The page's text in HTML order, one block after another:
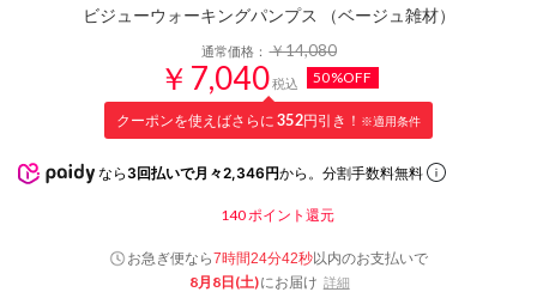
ビジューウォーキングパンプス （ベージュ雑材）
通常価格：￥14,080
￥7,040税込 50%OFF
クーポンを使えばさらに352円引き！ ※適用条件
なら 3回払いで月々2,346円から。分割手数料無料
140 ポイント還元
お急ぎ便なら7時間24分42秒以内のお支払いで
8月8日(土)にお届け 詳細